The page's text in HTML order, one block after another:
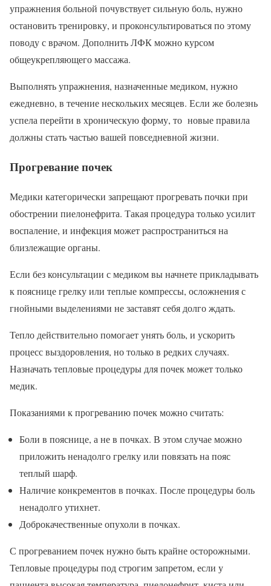
упражнения больной почувствует сильную боль, нужно
остановить тренировку, и проконсультироваться по этому
поводу с врачом. Дополнить ЛФК можно курсом
общеукрепляющего массажа.
Выполнять упражнения, назначенные медиком, нужно
ежедневно, в течение нескольких месяцев. Если же болезнь
успела перейти в хроническую форму, то новые правила
должны стать частью вашей повседневной жизни.
Прогревание почек
Медики категорически запрещают прогревать почки при
обострении пиелонефрита. Такая процедура только усилит
воспаление, и инфекция может распространиться на
близлежащие органы.
Если без консультации с медиком вы начнете прикладывать
к пояснице грелку или теплые компрессы, осложнения с
гнойными выделениями не заставят себя долго ждать.
Тепло действительно помогает унять боль, и ускорить
процесс выздоровления, но только в редких случаях.
Назначать тепловые процедуры для почек может только
медик.
Показаниями к прогреванию почек можно считать:
Боли в пояснице, а не в почках. В этом случае можно
приложить ненадолго грелку или повязать на пояс
теплый шарф.
Наличие конкрементов в почках. После процедуры боль
ненадолго утихнет.
Доброкачественные опухоли в почках.
С прогреванием почек нужно быть крайне осторожными.
Тепловые процедуры под строгим запретом, если у